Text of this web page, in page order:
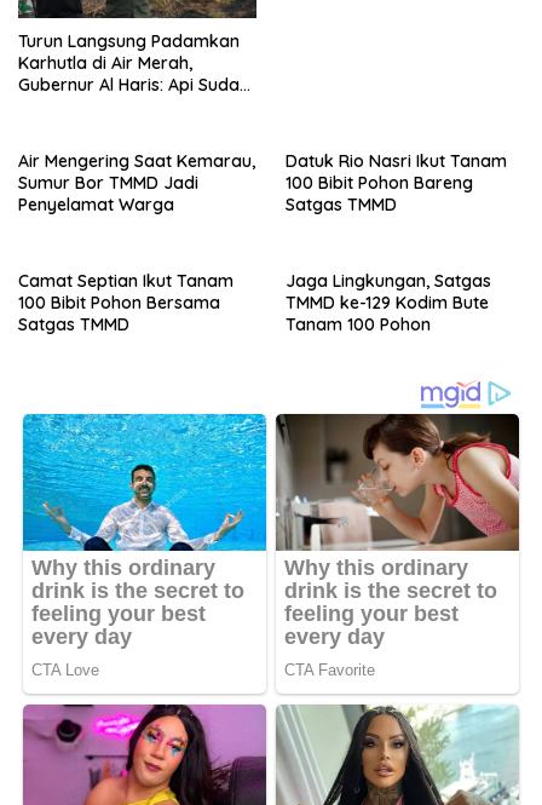
Turun Langsung Padamkan
Karhutla di Air Merah,
Gubernur Al Haris: Api Sudah
Air Mengering Saat Kemarau,
Sumur Bor TMMD Jadi
Penyelamat Warga
Datuk Rio Nasri Ikut Tanam
100 Bibit Pohon Bareng
Satgas TMMD
Camat Septian Ikut Tanam
100 Bibit Pohon Bersama
Satgas TMMD
Jaga Lingkungan, Satgas
TMMD ke-129 Kodim Bute
Tanam 100 Pohon